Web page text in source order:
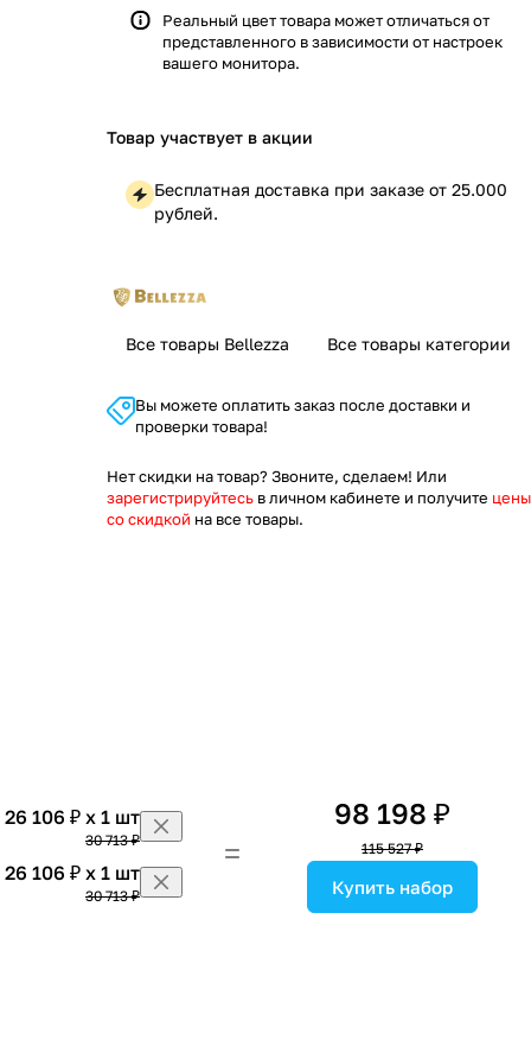
Реальный цвет товара может отличаться от
представленного в зависимости от настроек
вашего монитора.
Товар участвует в акции
Бесплатная доставка при заказе от 25.000
рублей.
Все товары Bellezza Все товары категории
Вы можете оплатить заказ после доставки и
проверки товара!
Нет скидки на товар? Звоните, сделаем! Или
зарегистрируйтесь в личном кабинете и получите цены
со скидкой на все товары.
26 106 ₽ x 1 шт
30 713 ₽
26 106 ₽ x 1 шт
30 713 ₽
98 198 ₽
115 527 ₽
Купить набор